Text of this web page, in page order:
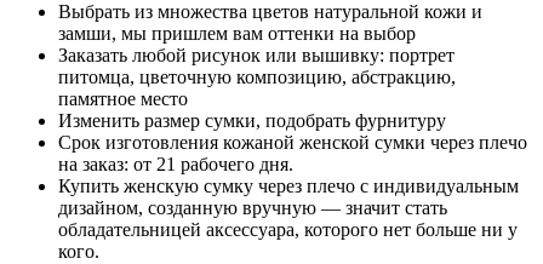
Выбрать из множества цветов натуральной кожи и
замши, мы пришлем вам оттенки на выбор
Заказать любой рисунок или вышивку: портрет
питомца, цветочную композицию, абстракцию,
памятное место
Изменить размер сумки, подобрать фурнитуру
Срок изготовления кожаной женской сумки через плечо
на заказ: от 21 рабочего дня.
Купить женскую сумку через плечо с индивидуальным
дизайном, созданную вручную — значит стать
обладательницей аксессуара, которого нет больше ни у
кого.